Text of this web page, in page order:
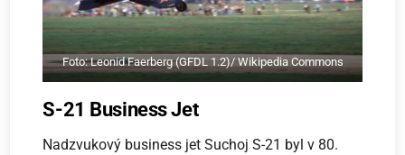
Foto: Leonid Faerberg (GFDL 1.2)/ Wikipedia Commons
S-21 Business Jet
Nadzvukový business jet Suchoj S-21 byl v 80.